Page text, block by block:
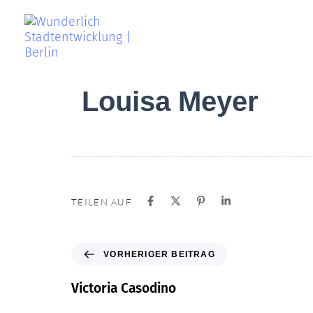
IN:
Louisa Meyer
TEILEN AUF
VORHERIGER BEITRAG
Victoria Casodino